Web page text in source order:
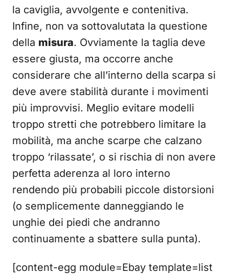
la caviglia, avvolgente e contenitiva.
Infine, non va sottovalutata la questione
della misura. Ovviamente la taglia deve
essere giusta, ma occorre anche
considerare che all’interno della scarpa si
deve avere stabilità durante i movimenti
più improvvisi. Meglio evitare modelli
troppo stretti che potrebbero limitare la
mobilità, ma anche scarpe che calzano
troppo ‘rilassate’, o si rischia di non avere
perfetta aderenza al loro interno
rendendo più probabili piccole distorsioni
(o semplicemente danneggiando le
unghie dei piedi che andranno
continuamente a sbattere sulla punta).
[content-egg module=Ebay template=list